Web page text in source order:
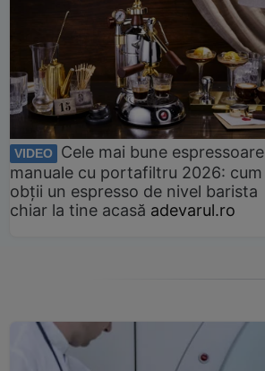
VIDEO
Cele mai bune espressoare
manuale cu portafiltru 2026: cum
obții un espresso de nivel barista
chiar la tine acasă adevarul.ro